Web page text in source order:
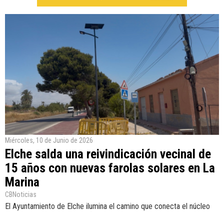
Miércoles, 10 de Junio de 2026
Elche salda una reivindicación vecinal de
15 años con nuevas farolas solares en La
Marina
CBNoticias
El Ayuntamiento de Elche ilumina el camino que conecta el núcleo